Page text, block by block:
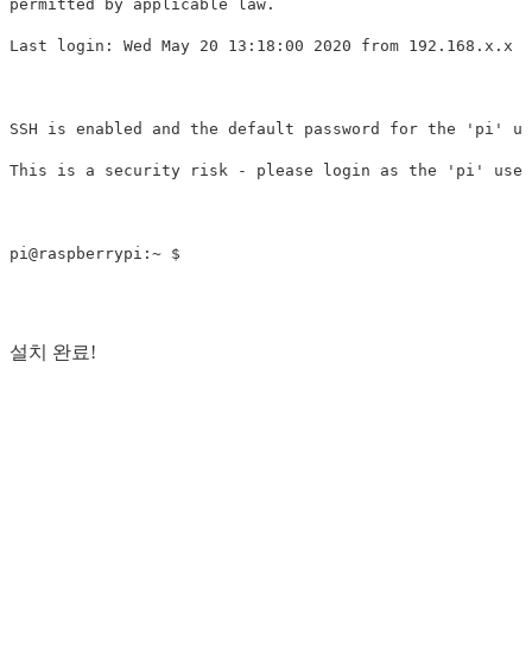
permitted by applicable law.
Last login: Wed May 20 13:18:00 2020 from 192.168.x.x
SSH is enabled and the default password for the 'pi'
This is a security risk - please login as the 'pi' user
설치 완료!